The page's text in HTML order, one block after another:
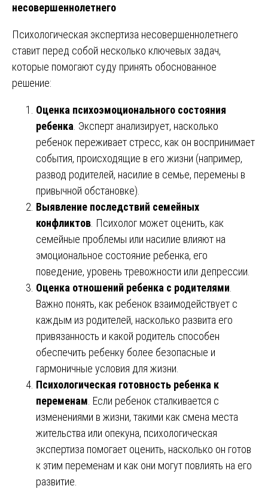
несовершеннолетнего
Психологическая экспертиза несовершеннолетнего
ставит перед собой несколько ключевых задач,
которые помогают суду принять обоснованное
решение:
Оценка психоэмоционального состояния
ребенка . Эксперт анализирует, насколько
ребенок переживает стресс, как он воспринимает
события, происходящие в его жизни (например,
развод родителей, насилие в семье, перемены в
привычной обстановке).
Выявление последствий семейных
конфликтов . Психолог может оценить, как
семейные проблемы или насилие влияют на
эмоциональное состояние ребенка, его
поведение, уровень тревожности или депрессии.
Оценка отношений ребенка с родителями
Важно понять, как ребенок взаимодействует с
каждым из родителей, насколько развита его
привязанность и какой родитель способен
обеспечить ребенку более безопасные и
гармоничные условия для жизни.
Психологическая готовность ребенка к
переменам . Если ребенок сталкивается с
изменениями в жизни, такими как смена места
жительства или опекуна, психологическая
экспертиза помогает оценить, насколько он готов
к этим переменам и как они могут повлиять на его
развитие.